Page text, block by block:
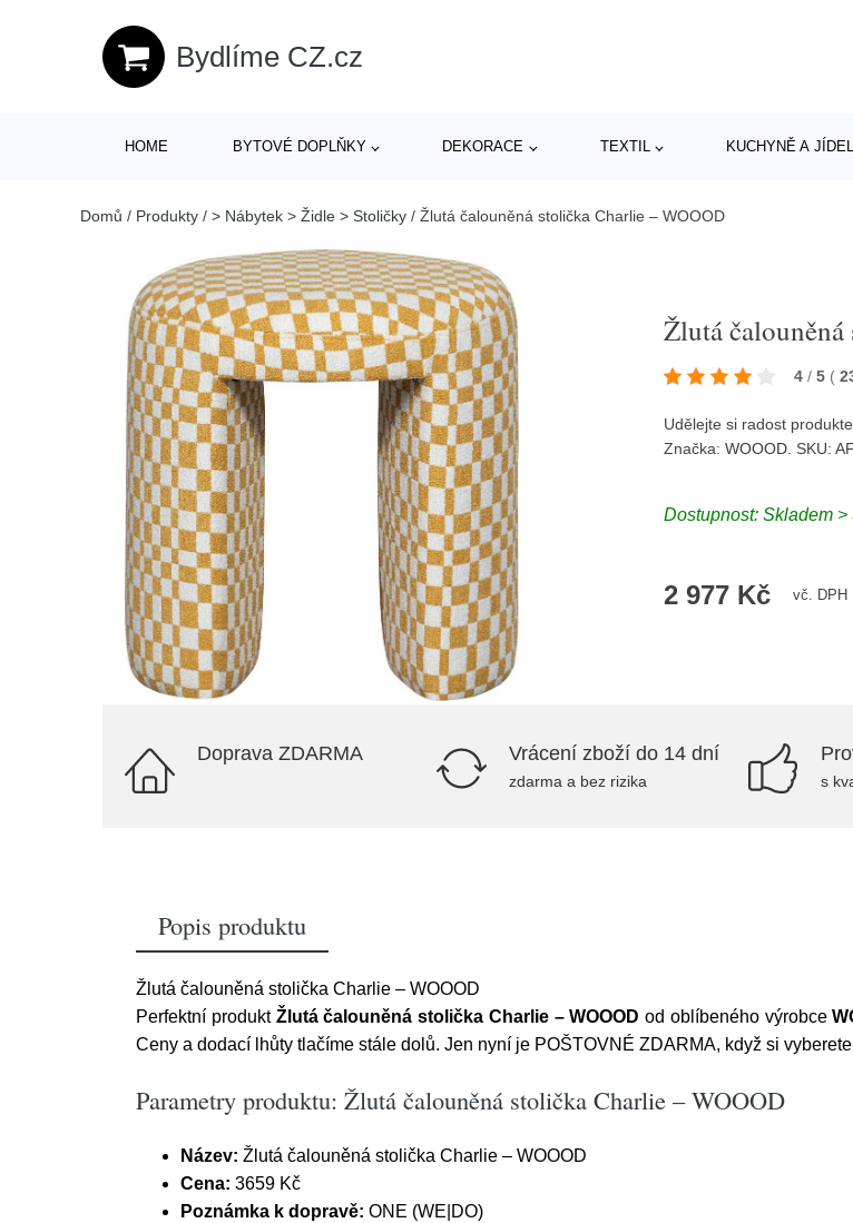
Bydlíme CZ.cz
HOME BYTOVÉ DOPLŇKY DEKORACE TEXTIL KUCHYNĚ A
Domů / Produkty / > Nábytek > Židle > Stoličky / Žlutá čalouněná stolička Charlie – WOOOD
Žlutá
4 / 5 (
Udělejte si radost
Značka:WOOOD . SKU:
Dostupnost:Skladem >
2 977 Kč vč. DPH
Doprava ZDARMA Vrácení zboží do 14 dní
zdarma a bez rizika s
Popis produktu
Žlutá čalouněná stolička Charlie – WOOOD
Perfektní produkt Žlutá čalouněná stolička Charlie – WOOOD od oblíbeného výrobce
Ceny a dodací lhůty tlačíme stále dolů. Jen nyní je POŠTOVNÉ ZDARMA, když si
Parametry produktu: Žlutá čalouněná stolička Charlie – WOOOD
Název: Žlutá čalouněná stolička Charlie – WOOOD
Cena: 3659 Kč
Poznámka k dopravě: ONE (WE|DO)